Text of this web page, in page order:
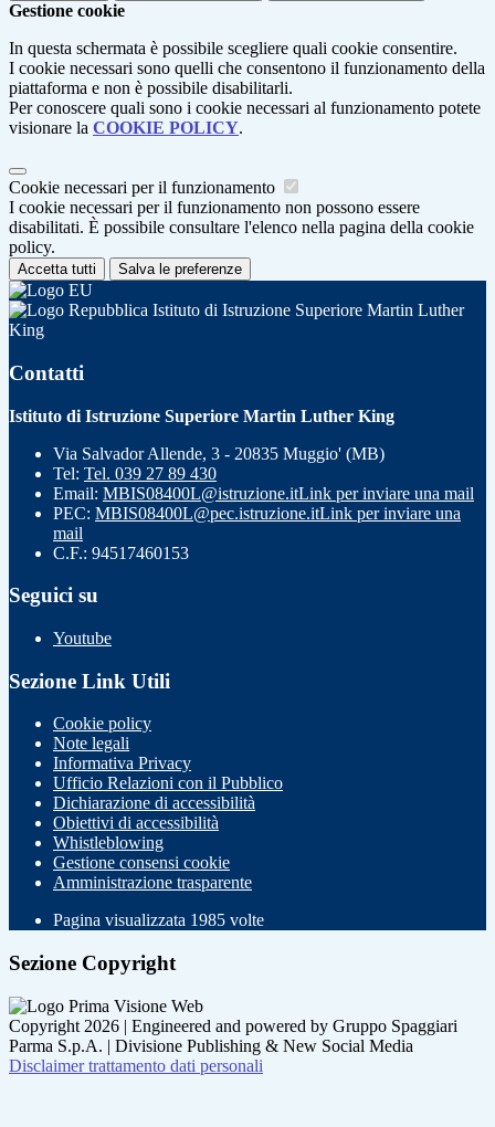
Gestione cookie
In questa schermata è possibile scegliere quali cookie consentire.
I cookie necessari sono quelli che consentono il funzionamento della
piattaforma e non è possibile disabilitarli.
Per conoscere quali sono i cookie necessari al funzionamento potete
visionare la COOKIE POLICY.
Cookie necessari per il funzionamento
I cookie necessari per il funzionamento non possono essere
disabilitati. È possibile consultare l'elenco nella pagina della cookie
policy.
Accetta tutti Salva le preferenze
Istituto di Istruzione Superiore Martin Luther
King
Contatti
Istituto di Istruzione Superiore Martin Luther King
Via Salvador Allende, 3 - 20835 Muggio' (MB)
Tel: Tel. 039 27 89 430
Email: MBIS08400L@istruzione.itLink per inviare una mail
PEC: MBIS08400L@pec.istruzione.itLink per inviare una
mail
C.F.: 94517460153
Seguici su
Youtube
Sezione Link Utili
Cookie policy
Note legali
Informativa Privacy
Ufficio Relazioni con il Pubblico
Dichiarazione di accessibilità
Obiettivi di accessibilità
Whistleblowing
Gestione consensi cookie
Amministrazione trasparente
Pagina visualizzata 1985 volte
Sezione Copyright
Copyright 2026 | Engineered and powered by Gruppo Spaggiari
Parma S.p.A. | Divisione Publishing & New Social Media
Disclaimer trattamento dati personali